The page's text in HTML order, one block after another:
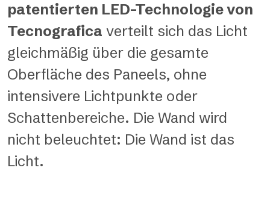
patentierten LED-Technologie von
Tecnografica verteilt sich das Licht
gleichmäßig über die gesamte
Oberfläche des Paneels, ohne
intensivere Lichtpunkte oder
Schattenbereiche. Die Wand wird
nicht beleuchtet: Die Wand ist das
Licht.